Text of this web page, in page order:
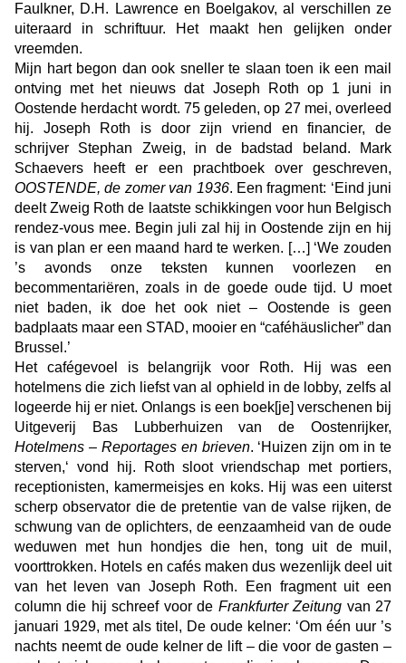
Faulkner, D.H. Lawrence en Boelgakov, al verschillen ze
uiteraard in schriftuur. Het maakt hen gelijken onder
vreemden.
Mijn hart begon dan ook sneller te slaan toen ik een mail
ontving met het nieuws dat Joseph Roth op 1 juni in
Oostende herdacht wordt. 75 geleden, op 27 mei, overleed
hij. Joseph Roth is door zijn vriend en financier, de
schrijver Stephan Zweig, in de badstad beland. Mark
Schaevers heeft er een prachtboek over geschreven,
OOSTENDE, de zomer van 1936. Een fragment: ‘Eind juni
deelt Zweig Roth de laatste schikkingen voor hun Belgisch
rendez-vous mee. Begin juli zal hij in Oostende zijn en hij
is van plan er een maand hard te werken. […] ‘We zouden
’s avonds onze teksten kunnen voorlezen en
becommentariëren, zoals in de goede oude tijd. U moet
niet baden, ik doe het ook niet – Oostende is geen
badplaats maar een STAD, mooier en “caféhäuslicher” dan
Brussel.’
Het cafégevoel is belangrijk voor Roth. Hij was een
hotelmens die zich liefst van al ophield in de lobby, zelfs al
logeerde hij er niet. Onlangs is een boek[je] verschenen bij
Uitgeverij Bas Lubberhuizen van de Oostenrijker,
Hotelmens – Reportages en brieven. ‘Huizen zijn om in te
sterven,‘ vond hij. Roth sloot vriendschap met portiers,
receptionisten, kamermeisjes en koks. Hij was een uiterst
scherp observator die de pretentie van de valse rijken, de
schwung van de oplichters, de eenzaamheid van de oude
weduwen met hun hondjes die hen, tong uit de muil,
voorttrokken. Hotels en cafés maken dus wezenlijk deel uit
van het leven van Joseph Roth. Een fragment uit een
column die hij schreef voor de Frankfurter Zeitung van 27
januari 1929, met als titel, De oude kelner: ‘Om één uur ’s
nachts neemt de oude kelner de lift – die voor de gasten –